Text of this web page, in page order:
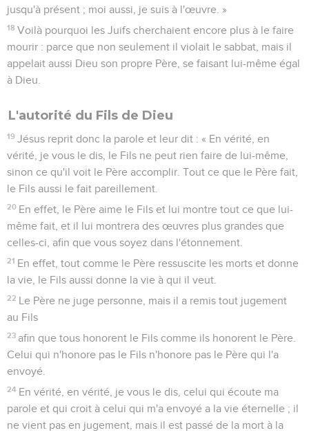
jusqu'à présent ; moi aussi, je suis à l'œuvre. »
18 Voilà pourquoi les Juifs cherchaient encore plus à le faire
mourir : parce que non seulement il violait le sabbat, mais il
appelait aussi Dieu son propre Père, se faisant lui-même égal
à Dieu.
L'autorité du Fils de Dieu
19 Jésus reprit donc la parole et leur dit : « En vérité, en
vérité, je vous le dis, le Fils ne peut rien faire de lui-même,
sinon ce qu'il voit le Père accomplir. Tout ce que le Père fait,
le Fils aussi le fait pareillement.
20 En effet, le Père aime le Fils et lui montre tout ce que lui-
même fait, et il lui montrera des œuvres plus grandes que
celles-ci, afin que vous soyez dans l'étonnement.
21 En effet, tout comme le Père ressuscite les morts et donne
la vie, le Fils aussi donne la vie à qui il veut.
22 Le Père ne juge personne, mais il a remis tout jugement
au Fils
23 afin que tous honorent le Fils comme ils honorent le Père.
Celui qui n'honore pas le Fils n'honore pas le Père qui l'a
envoyé.
24 En vérité, en vérité, je vous le dis, celui qui écoute ma
parole et qui croit à celui qui m'a envoyé a la vie éternelle ; il
ne vient pas en jugement, mais il est passé de la mort à la